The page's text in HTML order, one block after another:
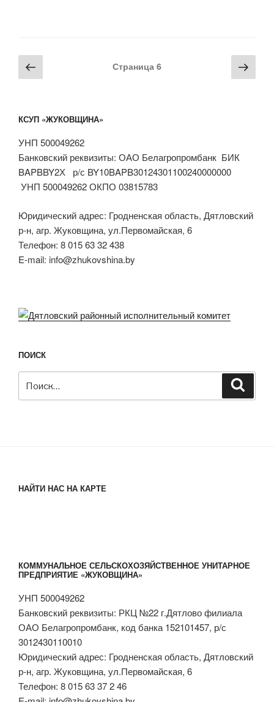
Навигация
по
Предыдущая
страница
Страница 6
КСУП «ЖУКОВЩИНА»
УНП 500049262
Банковский реквизиты: ОАО Белагропромбанк БИК
BAPBBY2Х р/с BY10BAPB30124301100240000000
УНП 500049262 ОКПО 03815783
Юридический адрес: Гродненская область, Дятловский
р-н, агр. Жуковщина, ул.Первомайская, 6
Телефон: 8 015 63 32 438
E-mail: info@zhukovshina.by
ПОИСК
НАЙТИ НАС НА КАРТЕ
КОММУНАЛЬНОЕ СЕЛЬСКОХОЗЯЙСТВЕННОЕ УНИТАРНОЕ
ПРЕДПРИЯТИЕ «ЖУКОВЩИНА»
УНП 500049262
Банковский реквизиты: РКЦ №22 г.Дятлово филиала
ОАО Белагропромбанк, код банка 152101457, р/с
3012430110010
Юридический адрес: Гродненская область, Дятловский
р-н, агр. Жуковщина, ул.Первомайская, 6
Телефон: 8 015 63 37 2 46